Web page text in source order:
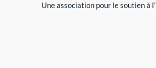
Une association pour le soutien à